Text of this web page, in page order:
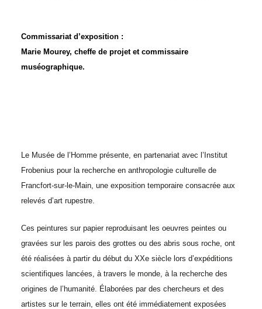
Commissariat d’exposition :
Marie Mourey, cheffe de projet et commissaire
muséographique.
Le Musée de l’Homme présente, en partenariat avec l’Institut
Frobenius pour la recherche en anthropologie culturelle de
Francfort-sur-le-Main, une exposition temporaire consacrée aux
relevés d’art rupestre.
Ces peintures sur papier reproduisant les oeuvres peintes ou
gravées sur les parois des grottes ou des abris sous roche, ont
été réalisées à partir du début du XXe siècle lors d’expéditions
scientifiques lancées, à travers le monde, à la recherche des
origines de l’humanité. Élaborées par des chercheurs et des
artistes sur le terrain, elles ont été immédiatement exposées